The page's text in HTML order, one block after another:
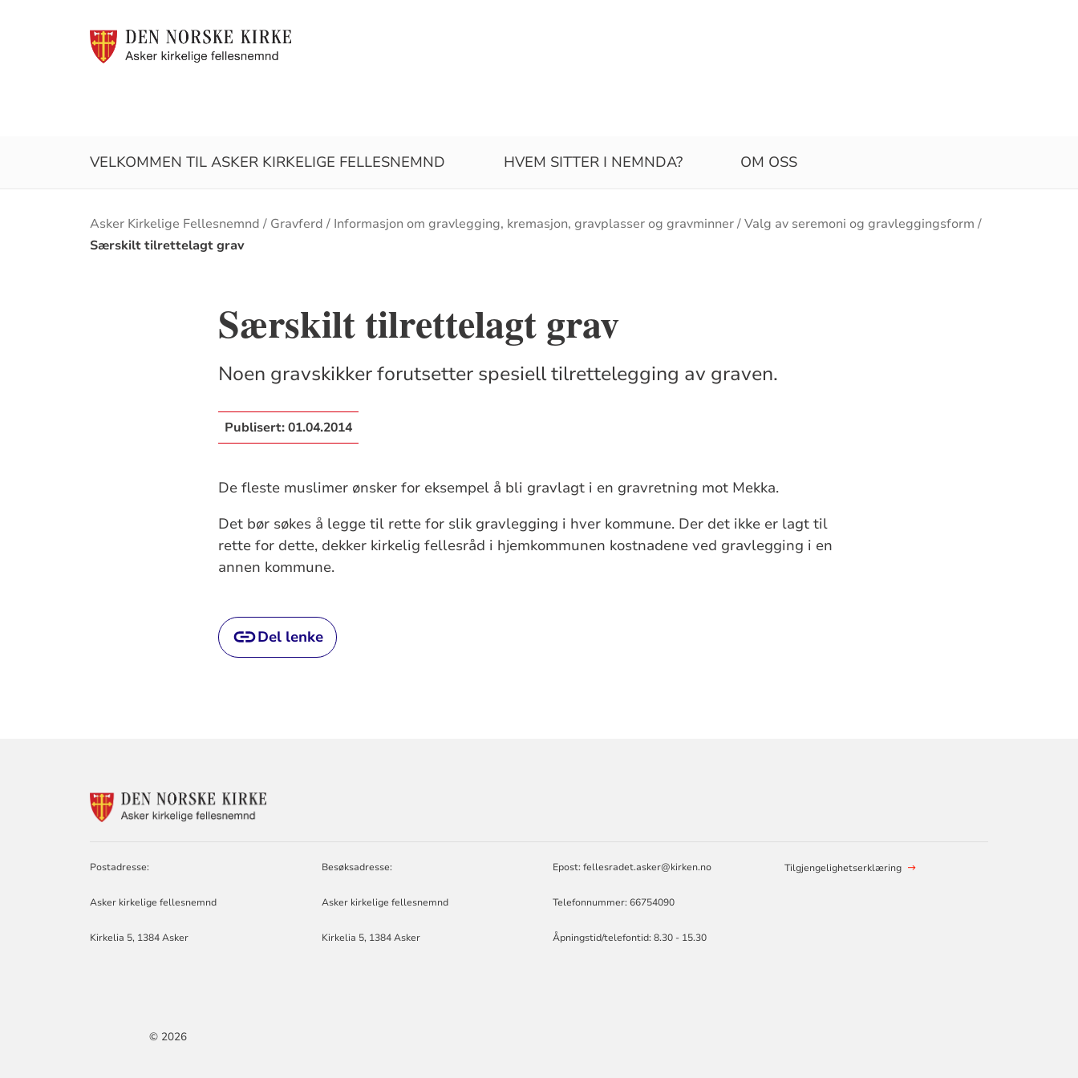
VELKOMMEN TIL ASKER KIRKELIGE FELLESNEMND HVEM SITTER I NEMNDA? OM OSS
Brødsmulesti
Asker Kirkelige Fellesnemnd Gravferd Informasjon om gravlegging, kremasjon, gravplasser og gravminner
Valg av seremoni og gravleggingsform
Særskilt tilrettelagt grav
Særskilt tilrettelagt grav
Noen gravskikker forutsetter spesiell tilrettelegging av graven.
Publisert:01.04.2014
De fleste muslimer ønsker for eksempel å bli gravlagt i en gravretning mot Mekka.
Det bør søkes å legge til rette for slik gravlegging i hver kommune. Der det ikke er lagt til
rette for dette, dekker kirkelig fellesråd i hjemkommunen kostnadene ved gravlegging i en
annen kommune.
Del lenke
KONTAKTINFORMASJON
FELLESNEMND
Postadresse:
Asker kirkelige fellesnemnd
Kirkelia 5, 1384 Asker
Besøksadresse:
Asker kirkelige fellesnemnd
Kirkelia 5, 1384 Asker
Epost:fellesradet.asker@kirken.no
Telefonnummer: 66754090
Åpningstid/telefontid: 8.30 - 15.30
Tilgjengelighetserklæring
© 2026